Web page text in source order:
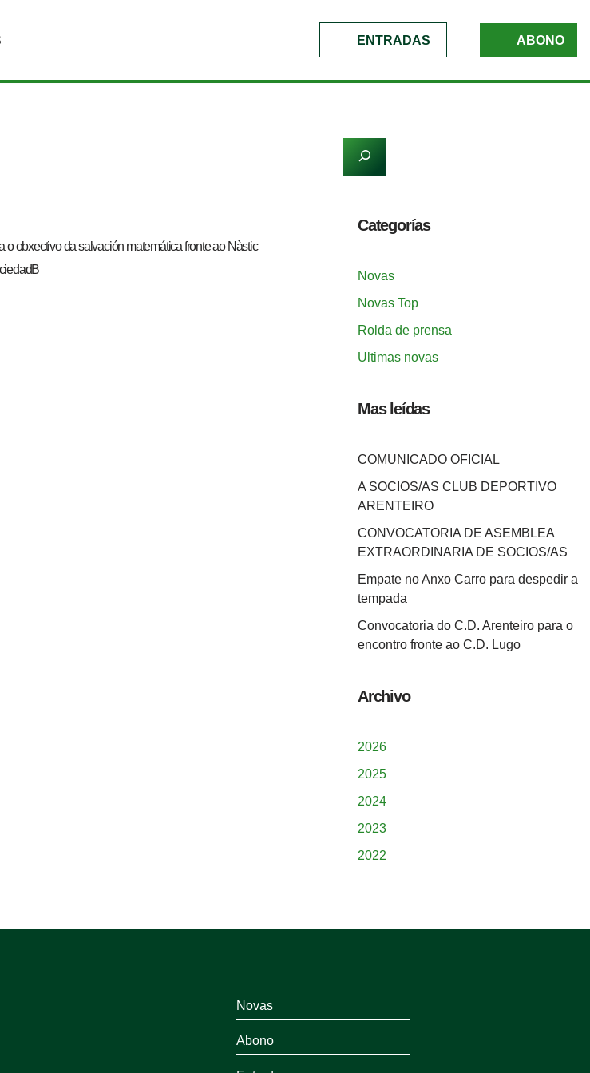
ENTRADAS ABONO
o obxectivo da salvación matemática fronte ao Nàstic
Categorías
Novas
Novas Top
Rolda de prensa
Ultimas novas
Mas leídas
COMUNICADO OFICIAL
A SOCIOS/AS CLUB DEPORTIVO
ARENTEIRO
CONVOCATORIA DE ASEMBLEA
EXTRAORDINARIA DE SOCIOS/AS
Empate no Anxo Carro para despedir a
tempada
Convocatoria do C.D. Arenteiro para o
encontro fronte ao C.D. Lugo
Archivo
2026
2025
2024
2023
2022
Novas
Abono